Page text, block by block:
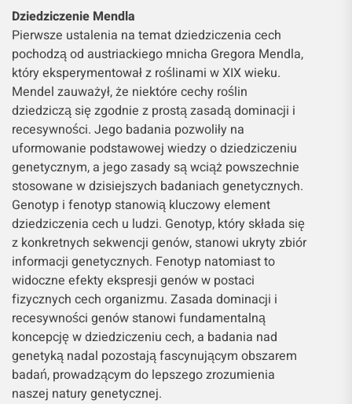
Dziedziczenie Mendla
Pierwsze ustalenia na temat dziedziczenia cech
pochodzą od austriackiego mnicha Gregora Mendla,
który eksperymentował z roślinami w XIX wieku.
Mendel zauważył, że niektóre cechy roślin
dziedziczą się zgodnie z prostą zasadą dominacji i
recesywności. Jego badania pozwoliły na
uformowanie podstawowej wiedzy o dziedziczeniu
genetycznym, a jego zasady są wciąż powszechnie
stosowane w dzisiejszych badaniach genetycznych.
Genotyp i fenotyp stanowią kluczowy element
dziedziczenia cech u ludzi. Genotyp, który składa się
z konkretnych sekwencji genów, stanowi ukryty zbiór
informacji genetycznych. Fenotyp natomiast to
widoczne efekty ekspresji genów w postaci
fizycznych cech organizmu. Zasada dominacji i
recesywności genów stanowi fundamentalną
koncepcję w dziedziczeniu cech, a badania nad
genetyką nadal pozostają fascynującym obszarem
badań, prowadzącym do lepszego zrozumienia
naszej natury genetycznej.